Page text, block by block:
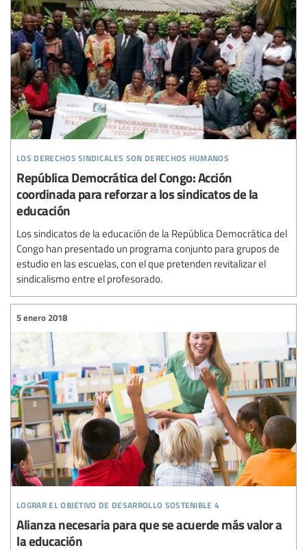
los derechos sindicales son derechos humanos
República Democrática del Congo: Acción
coordinada para reforzar a los sindicatos de la
educación
Los sindicatos de la educación de la República Democrática del
Congo han presentado un programa conjunto para grupos de
estudio en las escuelas, con el que pretenden revitalizar el
sindicalismo entre el profesorado.
lograr el objetivo de desarrollo sostenible 4
5 enero 2018
Alianza necesaria para que se acuerde más valor a
la educación